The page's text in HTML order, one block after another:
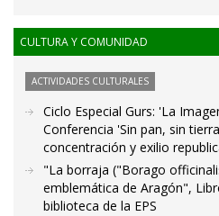
CULTURA Y COMUNIDAD
ACTIVIDADES CULTURALES
Ciclo Especial Gurs: 'La
Conferencia 'Sin pan, sin
concentración y exilio
"La borraja ("Borago
emblemática de Aragón",
biblioteca de la EPS